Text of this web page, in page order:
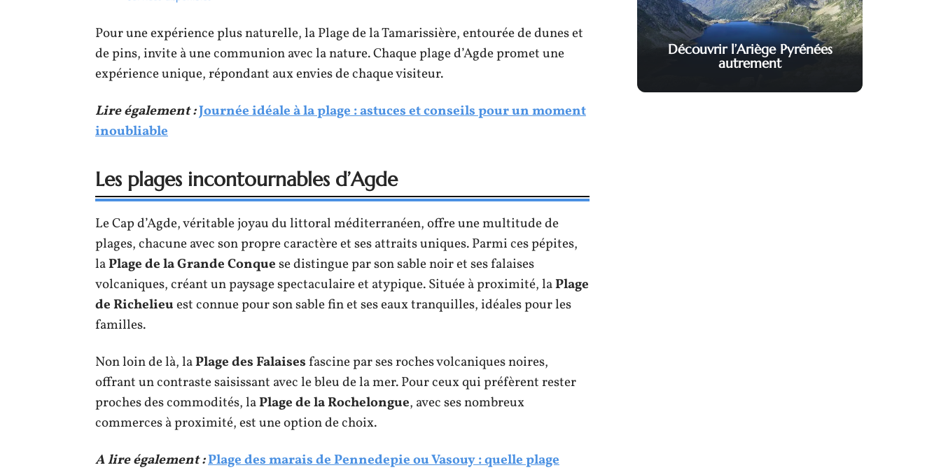
Pour une expérience plus naturelle, la Plage de la Tamarissière, entourée de dunes et
de pins, invite à une communion avec la nature. Chaque plage d’Agde promet une
expérience unique, répondant aux envies de chaque visiteur.
Lire également :Journée idéale à la plage : astuces et conseils pour un moment
inoubliable
Les plages incontournables d’Agde
Le Cap d’Agde, véritable joyau du littoral méditerranéen, offre une multitude de
plages, chacune avec son propre caractère et ses attraits uniques. Parmi ces pépites,
laPlage de la Grande Conquese distingue par son sable noir et ses falaises
volcaniques, créant un paysage spectaculaire et atypique. Située à proximité, laPlage
de Richelieuest connue pour son sable fin et ses eaux tranquilles, idéales pour les
familles.
Non loin de là, laPlage des Falaisesfascine par ses roches volcaniques noires,
offrant un contraste saisissant avec le bleu de la mer. Pour ceux qui préfèrent rester
proches des commodités, laPlage de la Rochelongue, avec ses nombreux
commerces à proximité, est une option de choix.
A lire également :Plage des marais de Pennedepie ou Vasouy : quelle plage
Découvrir l’Ariège Pyrénées
autrement